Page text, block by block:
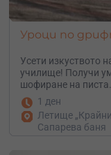
Уроци по
Усети изкуството
училище! Получи
шофиране на писта.
1 ден
Летище
Сапарева баня